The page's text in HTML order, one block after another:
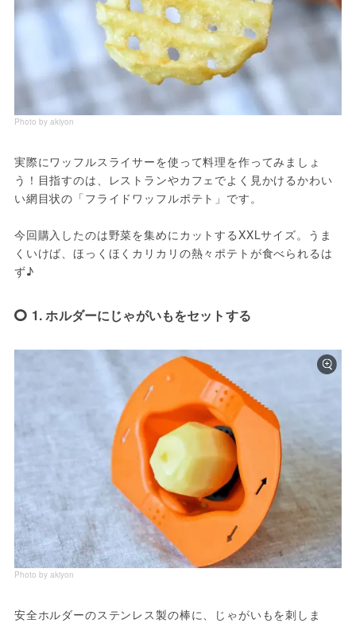
Photo by akiyon
実際にワッフルスライサーを使って料理を作ってみましょ
う！目指すのは、レストランやカフェでよく見かけるかわい
い網目状の「フライドワッフルポテト」です。
今回購入したのは野菜を集めにカットするXXLサイズ。うま
くいけば、ほっくほくカリカリの熱々ポテトが食べられるは
ず♪
1. ホルダーにじゃがいもをセットする
Photo by akiyon
安全ホルダーのステンレス製の棒に、じゃがいもを刺しま